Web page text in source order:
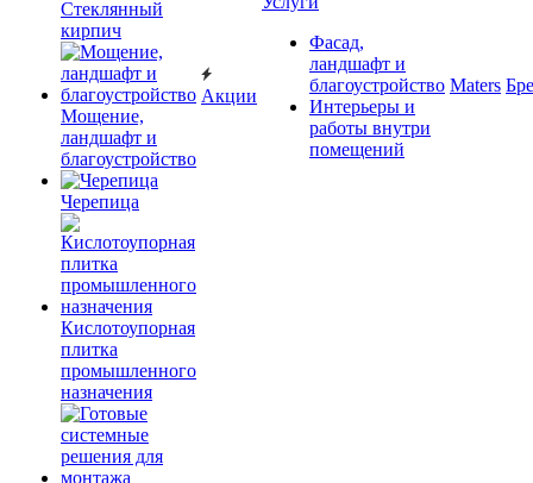
Cтеклянный
кирпич
Мощение,
ландшафт и
благоустройство
Черепица
Кислотоупорная
плитка
промышленного
назначения
Акции
Фасад,
ландшафт и
благоустройство
Интерьеры и
работы внутри
помещений
Maters